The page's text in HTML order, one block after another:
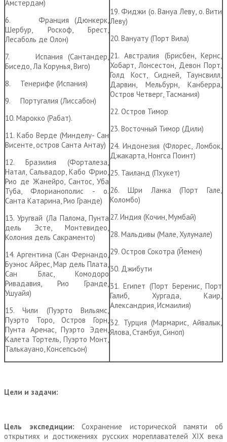
Амстердам)
6. Франция (Дюнкерк,
Шербур, Роскоф, Брест,
Лесаболь де Олон)
7. Испания (Сантандер,
Биседо, Ла Корунья, Виго)
8. Тенерифе (Испания)
9. Португалия (Лиссабон)
10. Марокко (Рабат).
11. Кабо Верде (Минделу- Сан
Висенте, остров Санта Антау)
12. Бразилия (Форталеза,
Натал, Сальвадор, Кабо Фрио,
Рио де Жанейро, Сантос, Уба
Туба, Флорианополис - о.
Санта Катарина, Рио Гранде)
13. Уругвай (Ла Палома, Пунта
дель Эсте, Монтевидео,
Колония дель Сакраменто)
14. Аргентина (Сан Фернандо,
Буэнос Айрес, Мар дель Плата,
Сан Блас, Комодоро
Ривадавия, Рио Гранде,
Ушуайя)
15. Чили (Пуэрто Вильямс,
Пуэрто Торо, Остров Горн,
Пунта Аренас, Пуэрто Эден,
Калета Тортель, Пуэрто Монт,
Талькауано, Консепсьон)
19. Фиджи (о. Вануа Леву, о. Вити
Леву)
20. Вануату (Порт Вила)
21. Австралия (Брисбен, Кернс,
Хобарт, Лонсестон, Девон Порт,
Голд Кост, Сидней, Таунсвилл,
Дарвин, Мельбурн, Канберра,
Остров Четверг, Тасмания)
22. Остров Тимор
23. Восточный Тимор (Дили)
24. Индонезия (Флорес, Ломбок,
Джакарта, Нонгса Поинт)
25. Таиланд (Пхукет)
26. Шри Ланка (Порт Гале,
Коломбо)
27. Индия (Кочин, Мумбай)
28. Мальдивы (Мале, Хулумале)
29. Остров Сокотра (Йемен)
30. Джибути
31. Египет (Порт Беренис, Порт
Галиб, Хургада, Каир,
Александрия, Исмаилия)
32. Турция (Мармарис, Айвалык,
Ялова, Стамбул, Синоп)
Цели и задачи:
Цель экспедиции: Cохранение исторической памяти об
открытиях и достижениях русских мореплавателей XIX века